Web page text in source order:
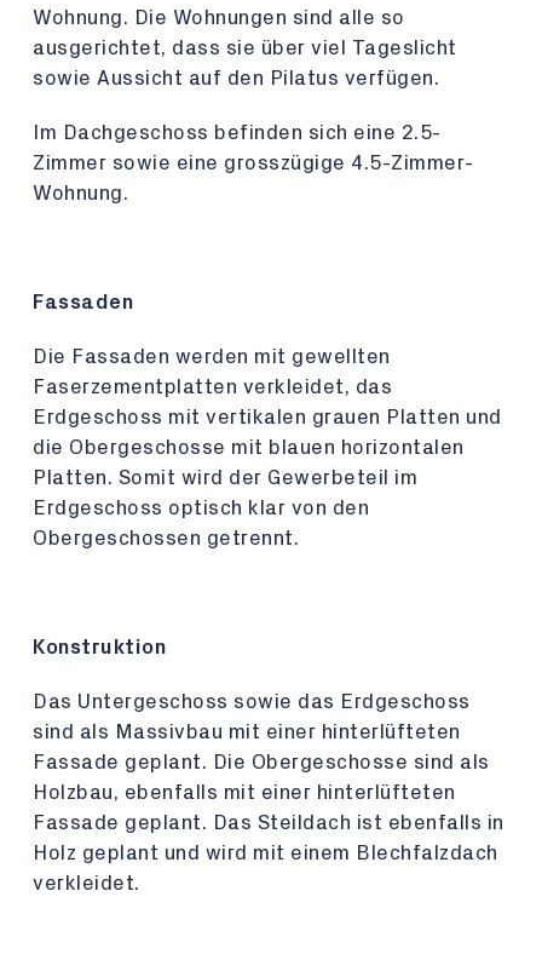
Wohnung. Die Wohnungen sind alle so
ausgerichtet, dass sie über viel Tageslicht
sowie Aussicht auf den Pilatus verfügen.
Im Dachgeschoss befinden sich eine 2.5-
Zimmer sowie eine grosszügige 4.5-Zimmer-
Wohnung.
Fassaden
Die Fassaden werden mit gewellten
Faserzementplatten verkleidet, das
Erdgeschoss mit vertikalen grauen Platten und
die Obergeschosse mit blauen horizontalen
Platten. Somit wird der Gewerbeteil im
Erdgeschoss optisch klar von den
Obergeschossen getrennt.
Konstruktion
Das Untergeschoss sowie das Erdgeschoss
sind als Massivbau mit einer hinterlüfteten
Fassade geplant. Die Obergeschosse sind als
Holzbau, ebenfalls mit einer hinterlüfteten
Fassade geplant. Das Steildach ist ebenfalls in
Holz geplant und wird mit einem Blechfalzdach
verkleidet.